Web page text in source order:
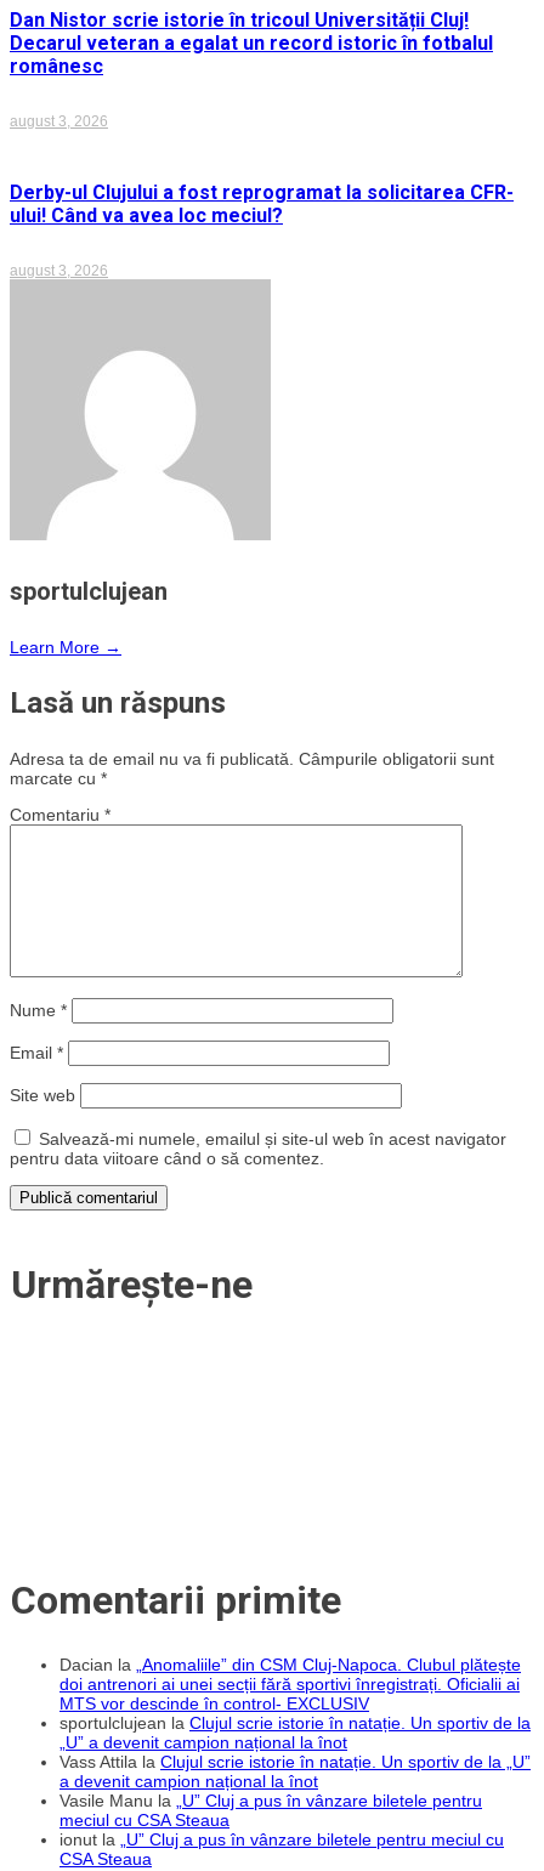
Dan Nistor scrie istorie în tricoul Universității Cluj!
Decarul veteran a egalat un record istoric în fotbalul
românesc
august 3, 2026
Derby-ul Clujului a fost reprogramat la solicitarea CFR-
ului! Când va avea loc meciul?
august 3, 2026
sportulclujean
Learn More →
Lasă un răspuns
Adresa ta de email nu va fi publicată. Câmpurile obligatorii sunt
marcate cu *
Comentariu *
Nume *
Email *
Site web
Salvează-mi numele, emailul și site-ul web în acest navigator
pentru data viitoare când o să comentez.
Urmărește-ne
Comentarii primite
Dacian la „Anomaliile” din CSM Cluj-Napoca. Clubul plătește
doi antrenori ai unei secții fără sportivi înregistrați. Oficialii ai
MTS vor descinde în control- EXCLUSIV
sportulclujean la Clujul scrie istorie în natație. Un sportiv de la
„U” a devenit campion național la înot
Vass Attila la Clujul scrie istorie în natație. Un sportiv de la „U”
a devenit campion național la înot
Vasile Manu la „U” Cluj a pus în vânzare biletele pentru
meciul cu CSA Steaua
ionut la „U” Cluj a pus în vânzare biletele pentru meciul cu
CSA Steaua